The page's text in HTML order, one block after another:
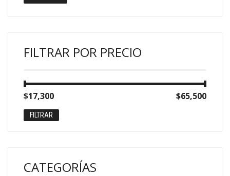
FILTRAR POR PRECIO
Precio
mínimo
Precio
máximo
FILTRAR
$17,300 $65,500
CATEGORÍAS